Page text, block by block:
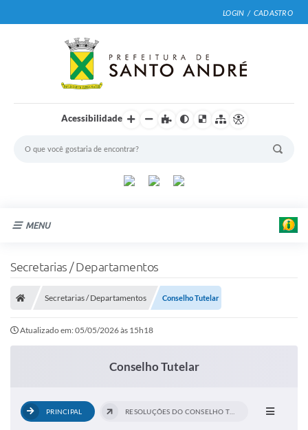
LOGIN / CADASTRO
Acessibilidade
MENU
Contas Públicas
Secretarias / Departamentos
Secretarias / Departamentos Conselho Tutelar
Atualizado em: 05/05/2026 às 15h18
Conselho Tutelar
PRINCIPAL